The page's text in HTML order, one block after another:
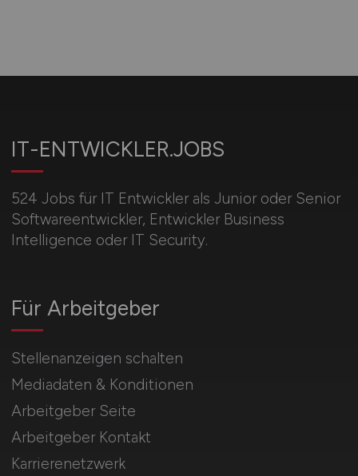
IT-ENTWICKLER.JOBS
524 Jobs für IT Entwickler als Junior oder Senior
Softwareentwickler, Entwickler Business
Intelligence oder IT Security.
Für Arbeitgeber
Stellenanzeigen schalten
Mediadaten & Konditionen
Arbeitgeber Seite
Arbeitgeber Kontakt
Karrierenetzwerk